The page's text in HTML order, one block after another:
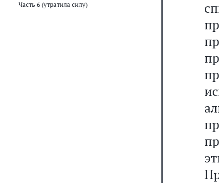
Часть 6 (утратила силу)